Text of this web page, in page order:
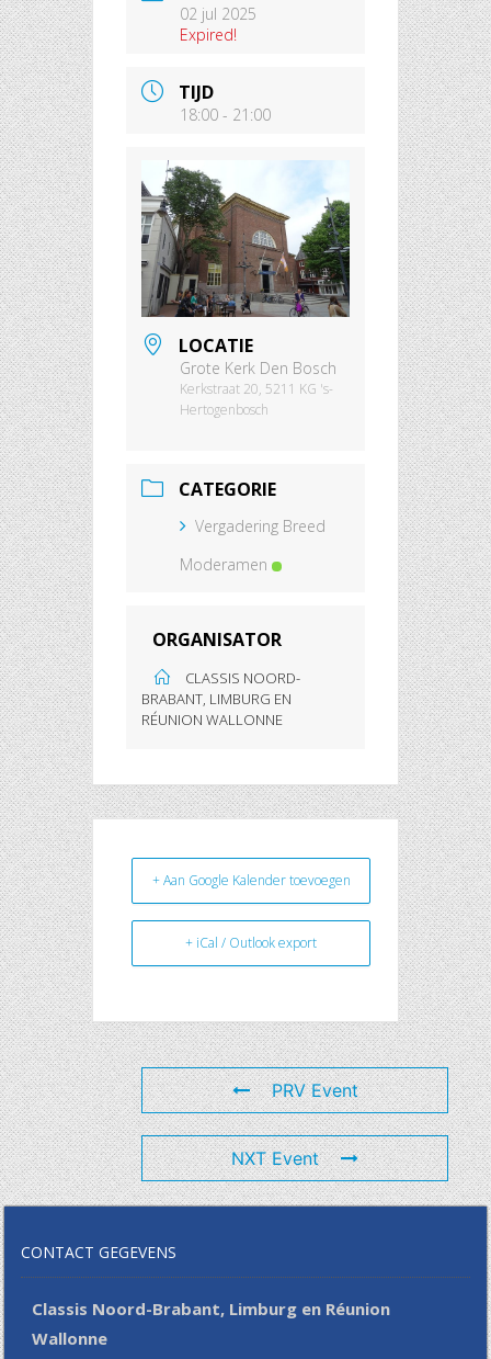
02 jul 2025
Expired!
TIJD
18:00 - 21:00
LOCATIE
Grote Kerk Den Bosch
Kerkstraat 20, 5211 KG 's-
Hertogenbosch
CATEGORIE
Vergadering Breed
Moderamen
ORGANISATOR
CLASSIS NOORD-
BRABANT, LIMBURG EN
RÉUNION WALLONNE
+ Aan Google Kalender toevoegen
+ iCal / Outlook export
PRV Event
NXT Event
CONTACT GEGEVENS
Classis Noord-Brabant, Limburg en Réunion
Wallonne